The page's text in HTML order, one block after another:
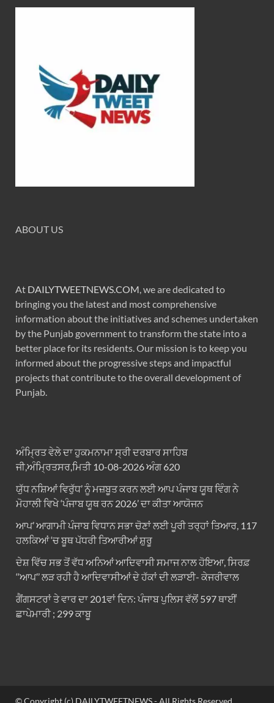
ABOUT US
At DAILYTWEETNEWS.COM, we are dedicated to
bringing you the latest and most comprehensive
information about the initiatives and schemes undertaken
by the Punjab government to transform the state into a
better place for its residents. Our mission is to keep you
informed about the progressive steps and impactful
projects that contribute to the overall development of
Punjab.
ਅੰਮ੍ਰਿਤ ਵੇਲੇ ਦਾ ਹੁਕਮਨਾਮਾ ਸ੍ਰੀ ਦਰਬਾਰ ਸਾਹਿਬ
ਜੀ,ਅੰਮ੍ਰਿਤਸਰ,ਮਿਤੀ 10-08-2026 ਅੰਗ 620
ਯੁੱਧ ਨਸ਼ਿਆਂ ਵਿਰੁੱਧ’ ਨੂੰ ਮਜ਼ਬੂਤ ਕਰਨ ਲਈ ਆਪ ਪੰਜਾਬ ਯੂਥ ਵਿੰਗ ਨੇ
ਮੋਹਾਲੀ ਵਿਖੇ ‘ਪੰਜਾਬ ਯੂਥ ਰਨ 2026’ ਦਾ ਕੀਤਾ ਆਯੋਜਨ
ਆਪ’ ਆਗਾਮੀ ਪੰਜਾਬ ਵਿਧਾਨ ਸਭਾ ਚੋਣਾਂ ਲਈ ਪੂਰੀ ਤਰ੍ਹਾਂ ਤਿਆਰ, 117
ਹਲਕਿਆਂ ‘ਚ ਬੂਥ ਪੱਧਰੀ ਤਿਆਰੀਆਂ ਸ਼ੁਰੂ
ਦੇਸ਼ ਵਿੱਚ ਸਭ ਤੋਂ ਵੱਧ ਅਨਿਆਂ ਆਦਿਵਾਸੀ ਸਮਾਜ ਨਾਲ ਹੋਇਆ, ਸਿਰਫ਼
‘‘ਆਪ’’ ਲੜ ਰਹੀ ਹੈ ਆਦਿਵਾਸੀਆਂ ਦੇ ਹੱਕਾਂ ਦੀ ਲੜਾਈ- ਕੇਜਰੀਵਾਲ
ਗੈਂਗਸਟਰਾਂ ਤੇ ਵਾਰ ਦਾ 201ਵਾਂ ਦਿਨ: ਪੰਜਾਬ ਪੁਲਿਸ ਵੱਲੋਂ 597 ਥਾਈਂ
ਛਾਪੇਮਾਰੀ ; 299 ਕਾਬੂ